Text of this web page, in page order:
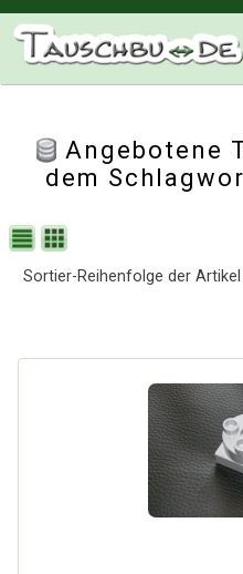
Angebotene
dem
Sortier-Reihenfolge der Artikel